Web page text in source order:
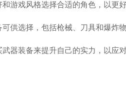
游戏风格选择合适的角色，以更
供选择，包括枪械、刀具和爆炸物
器装备来提升自己的实力，以应